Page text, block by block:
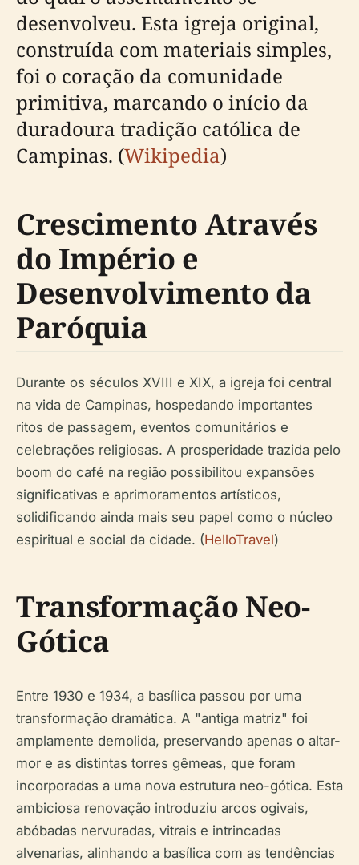
desenvolveu. Esta igreja original,
construída com materiais simples,
foi o coração da comunidade
primitiva, marcando o início da
duradoura tradição católica de
Campinas. (Wikipedia)
Crescimento Através
do Império e
Desenvolvimento da
Paróquia
Durante os séculos XVIII e XIX, a igreja foi central
na vida de Campinas, hospedando importantes
ritos de passagem, eventos comunitários e
celebrações religiosas. A prosperidade trazida pelo
boom do café na região possibilitou expansões
significativas e aprimoramentos artísticos,
solidificando ainda mais seu papel como o núcleo
espiritual e social da cidade. (HelloTravel)
Transformação Neo-
Gótica
Entre 1930 e 1934, a basílica passou por uma
transformação dramática. A "antiga matriz" foi
amplamente demolida, preservando apenas o altar-
mor e as distintas torres gêmeas, que foram
incorporadas a uma nova estrutura neo-gótica. Esta
ambiciosa renovação introduziu arcos ogivais,
abóbadas nervuradas, vitrais e intrincadas
alvenarias, alinhando a basílica com as tendências